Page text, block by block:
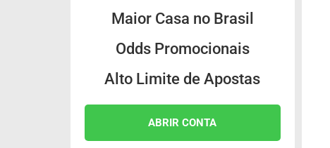
Maior Casa no Brasil
Odds Promocionais
Alto Limite de Apostas
ABRIR CONTA